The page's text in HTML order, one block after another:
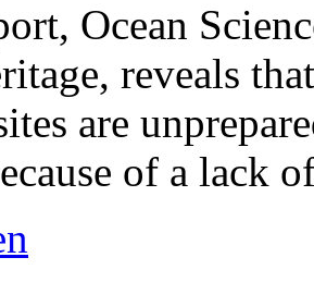
Ocean
reveals
are
of a lack